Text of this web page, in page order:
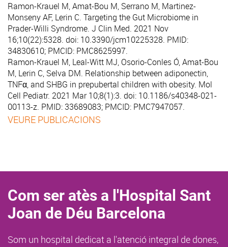
Ramon-Krauel M, Amat-Bou M, Serrano M, Martinez-
Monseny AF, Lerin C. Targeting the Gut Microbiome in
Prader-Willi Syndrome. J Clin Med. 2021 Nov
16;10(22):5328. doi: 10.3390/jcm10225328. PMID:
34830610; PMCID: PMC8625997.
Ramon-Krauel M, Leal-Witt MJ, Osorio-Conles Ó, Amat-Bou
M, Lerin C, Selva DM. Relationship between adiponectin,
TNFα, and SHBG in prepubertal children with obesity. Mol
Cell Pediatr. 2021 Mar 10;8(1):3. doi: 10.1186/s40348-021-
00113-z. PMID: 33689083; PMCID: PMC7947057.
VEURE PUBLICACIONS
Com ser atès a l'Hospital Sant
Joan de Déu Barcelona
Som un hospital dedicat a l'atenció integral de dones,